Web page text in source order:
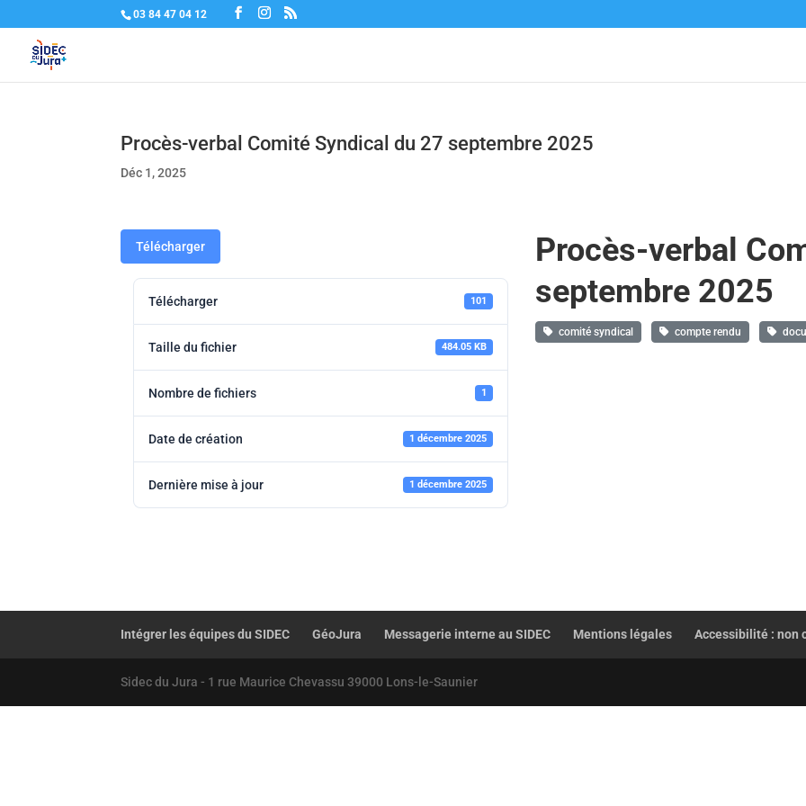
03 84 47 04 12
Procès-verbal Comité Syndical du 27 septembre 2025
Déc 1, 2025
Télécharger
Télécharger 101
Taille du fichier 484.05 KB
Nombre de fichiers 1
Date de création 1 décembre 2025
Dernière mise à jour 1 décembre 2025
Procès-verbal
septembre 2025
comité syndical compte rendu
Intégrer les équipes du SIDEC GéoJura Messagerie interne au SIDEC Mentions légales Accessibilité : non
Sidec du Jura - 1 rue Maurice Chevassu 39000 Lons-le-Saunier